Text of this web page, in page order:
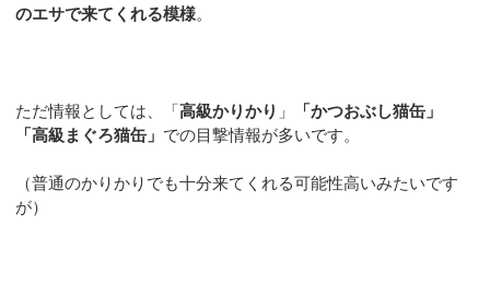
のエサで来てくれる模様。
ただ情報としては、「高級かりかり 」
「かつおぶし猫缶」
「高級まぐろ猫缶」 での目撃情報が多いです。
（普通のかりかりでも十分来てくれる可能性高いみたいです
が）